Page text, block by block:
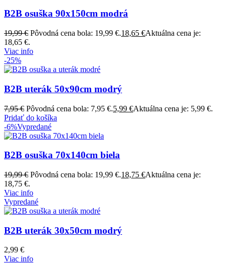
B2B osuška 90x150cm modrá
19,99€ Pôvodná cena bola: 19,99 €.18,65 €Aktuálna cena je:
18,65 €.
Viac info
-25%
B2B uterák 50x90cm modrý
7,95€ Pôvodná cena bola: 7,95 €.5,99 €Aktuálna cena je: 5,99 €.
Pridať do košíka
-6%Vypredané
B2B osuška 70x140cm biela
19,99€ Pôvodná cena bola: 19,99 €.18,75 €Aktuálna cena je:
18,75 €.
Viac info
Vypredané
B2B uterák 30x50cm modrý
2,99 €
Viac info